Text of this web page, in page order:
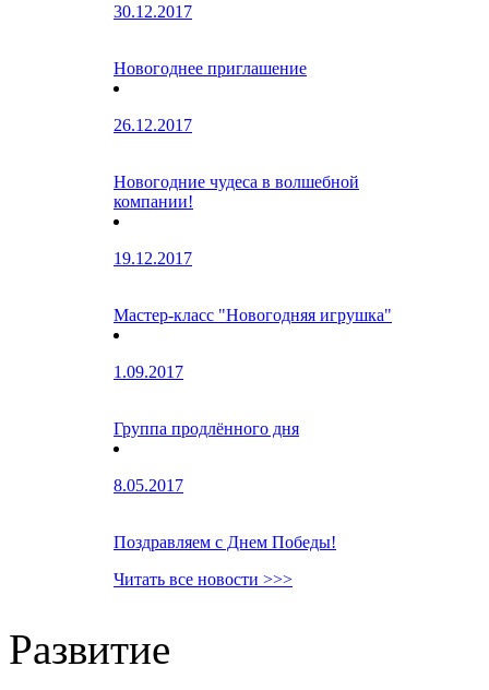
30.12.2017
Новогоднее приглашение
26.12.2017
Новогодние чудеса в волшебной
компании!
19.12.2017
Мастер-класс "Новогодняя игрушка"
1.09.2017
Группа продлённого дня
8.05.2017
Поздравляем с Днем Победы!
Читать все новости >>>
Развитие